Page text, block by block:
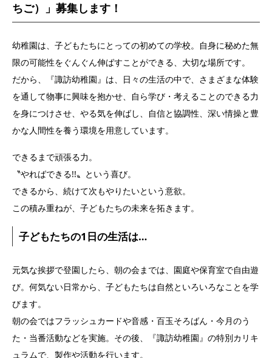
ちご）」募集します！
幼稚園は、子どもたちにとっての初めての学校。自身に秘めた無
限の可能性をぐんぐん伸ばすことができる、大切な場所です。
だから、『諏訪幼稚園』は、日々の生活の中で、さまざまな体験
を通して物事に興味を抱かせ、自ら学び・考えることのできる力
を身につけさせ、やる気を伸ばし、自信と協調性、深い情操と豊
かな人間性を養う環境を用意しています。
できるまで頑張る力。
〝やればできる!!〟という喜び。
できるから、続けて次もやりたいという意欲。
この積み重ねが、子どもたちの未来を拓きます。
子どもたちの1日の生活は…
元気な挨拶で登園したら、朝の会までは、園庭や保育室で自由遊
び。何気ない日常から、子どもたちは自然といろいろなことを学
びます。
朝の会ではフラッシュカードや音感・百玉そろばん・今月のう
た・当番活動などを実施。その後、『諏訪幼稚園』の特別カリキ
ュラムで、製作や活動を行います。